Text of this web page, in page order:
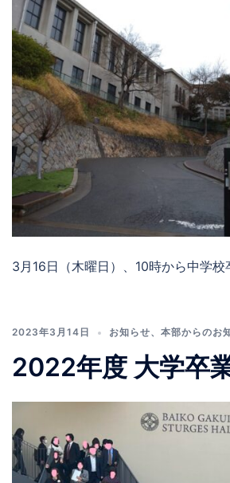
3月16日（木曜日）、10時から中学
2023年3月14日 お知らせ、 本部からのお
2022年度 大学卒